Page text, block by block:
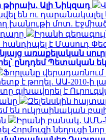
թիրախ. Ալի Նիկզադ
են ու դարանակալել
խանութի մոտ.
Իրանի
է Մասուդ
առաքելական
ընդդեմ Պետական
Ֆորլանը վերադառնում
է թողել․ ԱԱ-2010-ի
գլխավորել է
Զելենսկին
են ուկրաինական
Իրանի բանակ․
Հորմուզի նեղուցի նոր